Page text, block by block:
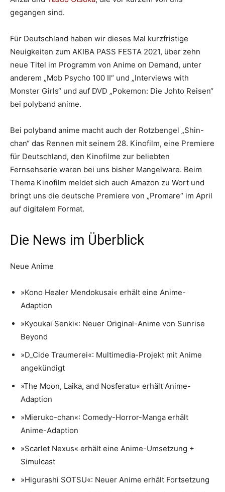
gegangen sind.
Für Deutschland haben wir dieses Mal kurzfristige
Neuigkeiten zum AKIBA PASS FESTA 2021, über zehn
neue Titel im Programm von Anime on Demand, unter
anderem „Mob Psycho 100 II“ und „Interviews with
Monster Girls“ und auf DVD „Pokemon: Die Johto Reisen“
bei polyband anime.
Bei polyband anime macht auch der Rotzbengel „Shin-
chan“ das Rennen mit seinem 28. Kinofilm, eine Premiere
für Deutschland, den Kinofilme zur beliebten
Fernsehserie waren bei uns bisher Mangelware. Beim
Thema Kinofilm meldet sich auch Amazon zu Wort und
bringt uns die deutsche Premiere von „Promare“ im April
auf digitalem Format.
Die News im Überblick
Neue Anime
»Kono Healer Mendokusai« erhält eine Anime-
Adaption
»Kyoukai Senki«: Neuer Original-Anime von Sunrise
Beyond
»D_Cide Traumerei«: Multimedia-Projekt mit Anime
angekündigt
»The Moon, Laika, and Nosferatu« erhält Anime-
Adaption
»Mieruko-chan«: Comedy-Horror-Manga erhält
Anime-Adaption
»Scarlet Nexus« erhält eine Anime-Umsetzung +
Simulcast
»Higurashi SOTSU«: Neuer Anime erhält Fortsetzung